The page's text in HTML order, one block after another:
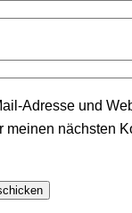
Adresse und
meinen nächsten